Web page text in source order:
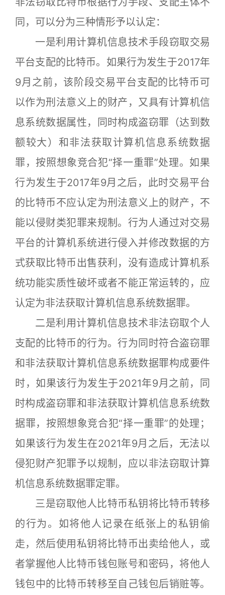
同，可以分为三种情形予以认定：
一是利用计算机信息技术手段窃取交易
平台支配的比特币。如果行为发生于2017年
9月之前，该阶段交易平台支配的比特币可
以作为刑法意义上的财产，又具有计算机信
息系统数据属性，同时构成盗窃罪（达到数
额较大）和非法获取计算机信息系统数据
罪，按照想象竞合犯“择一重罪”处理。如果
行为发生于2017年9月之后，此时交易平台
的比特币不应认定为刑法意义上的财产，不
能以侵财类犯罪来规制。行为人通过对交易
平台的计算机系统进行侵入并修改数据的方
式获取比特币出售获利，没有造成计算机系
统功能实质性破坏或者不能正常运转的，应
认定为非法获取计算机信息系统数据罪。
二是利用计算机信息技术非法窃取个人
支配的比特币的行为。行为同时符合盗窃罪
和非法获取计算机信息系统数据罪构成要件
时，如果该行为发生于2021年9月之前，同
时构成盗窃罪和非法获取计算机信息系统数
据罪，按照想象竞合犯“择一重罪”的处理；
如果该行为发生在2021年9月之后，无法以
侵犯财产犯罪予以规制，应以非法窃取计算
机信息系统数据罪定罪。
三是窃取他人比特币私钥将比特币转移
的行为。如将他人记录在纸张上的私钥偷
走，然后使用私钥将比特币出卖给他人，或
者掌握他人比特币钱包账号和密码，将他人
钱包中的比特币转移至自己钱包后销赃等。